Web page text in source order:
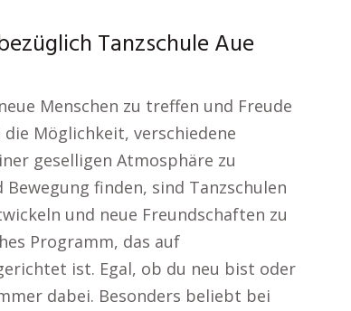
Tanzschule Aue
Menschen zu treffen und Freude
Möglichkeit, verschiedene
geselligen Atmosphäre zu
finden, sind Tanzschulen
und neue Freundschaften zu
Programm, das auf
ist. Egal, ob du neu bist oder
dabei. Besonders beliebt bei